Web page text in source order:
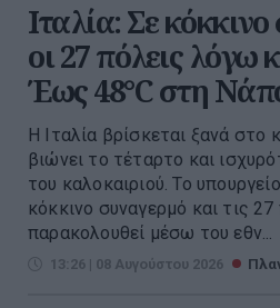
Ιταλία: Σε
οι 27 πόλεις λόγω
Έως 48°C στη
Η Ιταλία βρίσκεται ξανά
βιώνει το τέταρτο και
του καλοκαιριού. Το
κόκκινο συναγερμό και τις
παρακολουθεί μέσω του εθν...
13:26 | 08 Αυγούστου 2026